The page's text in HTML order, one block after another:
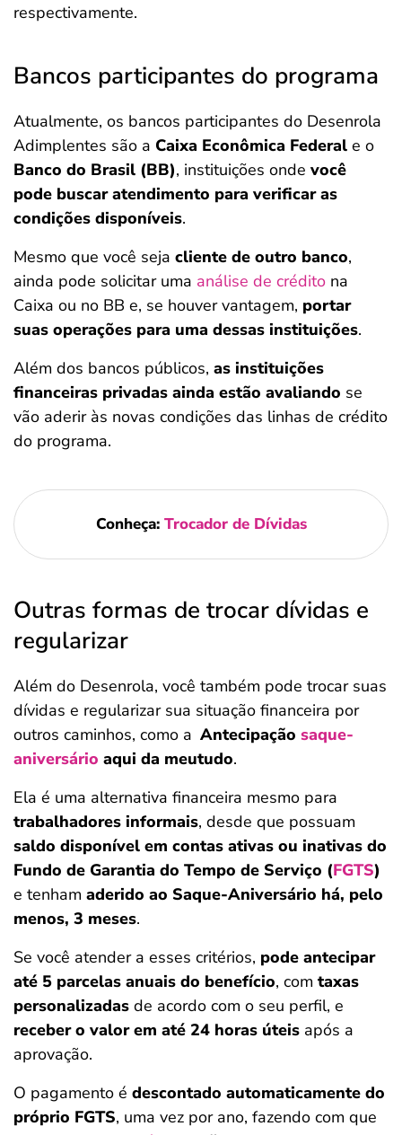
respectivamente.
Bancos participantes do programa
Atualmente, os bancos participantes do Desenrola
Adimplentes são a Caixa Econômica Federal e o
Banco do Brasil (BB), instituições onde você
pode buscar atendimento para verificar as
condições disponíveis.
Mesmo que você seja cliente de outro banco,
ainda pode solicitar uma análise de crédito na
Caixa ou no BB e, se houver vantagem, portar
suas operações para uma dessas instituições.
Além dos bancos públicos, as instituições
financeiras privadas ainda estão avaliando se
vão aderir às novas condições das linhas de crédito
do programa.
Conheça: Trocador de Dívidas
Outras formas de trocar dívidas e
regularizar
Além do Desenrola, você também pode trocar suas
dívidas e regularizar sua situação financeira por
outros caminhos, como a Antecipação saque-
aniversário aqui da meutudo.
Ela é uma alternativa financeira mesmo para
trabalhadores informais, desde que possuam
saldo disponível em contas ativas ou inativas do
Fundo de Garantia do Tempo de Serviço (FGTS)
e tenham aderido ao Saque-Aniversário há, pelo
menos, 3 meses.
Se você atender a esses critérios, pode antecipar
até 5 parcelas anuais do benefício, com taxas
personalizadas de acordo com o seu perfil, e
receber o valor em até 24 horas úteis após a
aprovação.
O pagamento é descontado automaticamente do
próprio FGTS, uma vez por ano, fazendo com que